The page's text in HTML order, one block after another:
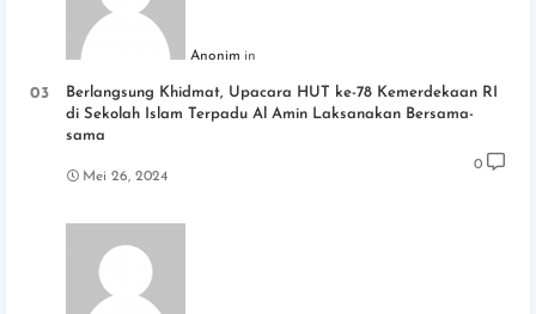
Anonim
Berlangsung Khidmat, Upacara HUT ke-78 Kemerdekaan RI
di Sekolah Islam Terpadu Al Amin Laksanakan Bersama-
sama
Mei 26, 2024
0